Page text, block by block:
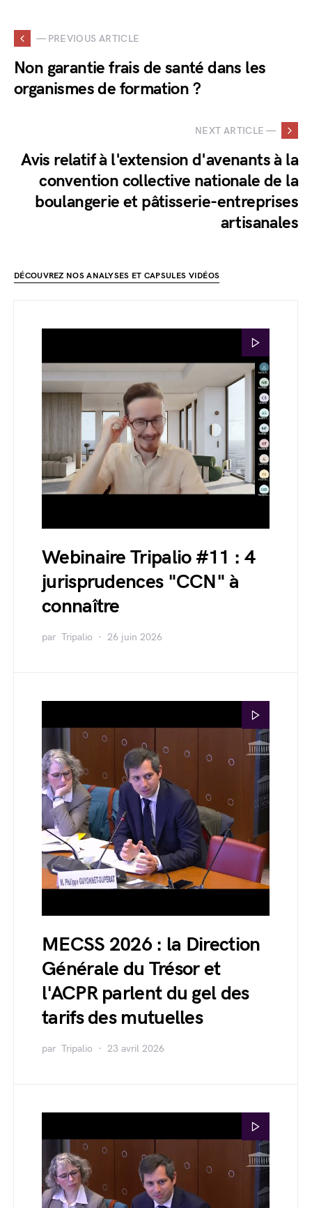
— PREVIOUS ARTICLE
Non garantie frais de santé dans les
organismes de formation ?
NEXT ARTICLE —
Avis relatif à l'extension d'avenants à la
convention collective nationale de la
boulangerie et pâtisserie-entreprises
artisanales
DÉCOUVREZ NOS ANALYSES ET CAPSULES VIDÉOS
Webinaire Tripalio #11 : 4
jurisprudences "CCN" à
connaître
par Tripalio 26 juin 2026
MECSS 2026 : la Direction
Générale du Trésor et
l'ACPR parlent du gel des
tarifs des mutuelles
par Tripalio 23 avril 2026